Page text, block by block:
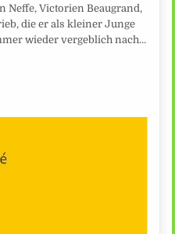
Neffe, Victorien Beaugrand,
die er als kleiner Junge
wieder vergeblich nach…